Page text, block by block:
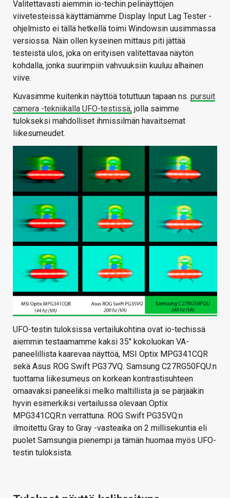
Valitettavasti aiemmin io-techin pelinäyttöjen
viivetesteissä käyttämämme Display Input Lag Tester -
ohjelmisto ei tällä hetkellä toimi Windowsin uusimmassa
versiossa. Näin ollen kyseinen mittaus piti jättää
testeistä ulos, joka on erityisen valitettavaa näytön
kohdalla, jonka suurimpiin vahvuuksiin kuuluu alhainen
viive.
Kuvasimme kuitenkin näyttöä totuttuun tapaan ns. pursuit
camera -tekniikalla UFO-testissä, jolla saimme
tulokseksi mahdolliset ihmissilmän havaitsemat
liikesumeudet.
UFO-testin tuloksissa vertailukohtina ovat io-techissä
aiemmin testaamamme kaksi 35″ kokoluokan VA-
paneelillista kaarevaa näyttöä, MSI Optix MPG341CQR
sekä Asus ROG Swift PG37VQ. Samsung C27RG50FQU:n
tuottama liikesumeus on korkean kontrastisuhteen
omaavaksi paneeliksi melko maltillista ja se pärjääkin
hyvin esimerkiksi vertailussa olevaan Optix
MPG341CQR:n verrattuna. ROG Swift PG35VQ:n
ilmoitettu Gray to Gray -vasteaika on 2 millisekuntia eli
puolet Samsungia pienempi ja tämän huomaa myös UFO-
testin tuloksista.